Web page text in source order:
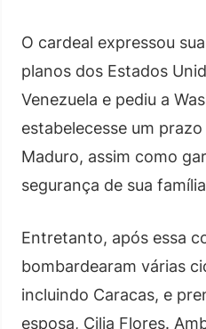
O cardeal expressou
planos dos Estados
Venezuela e pediu a
estabelecesse um
Maduro, assim como
segurança de sua
Entretanto, após essa
bombardearam várias
incluindo Caracas, e
esposa, Cilia Flores.